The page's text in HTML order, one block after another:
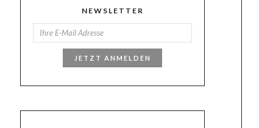
NEWSLETTER
JETZT ANMELDEN